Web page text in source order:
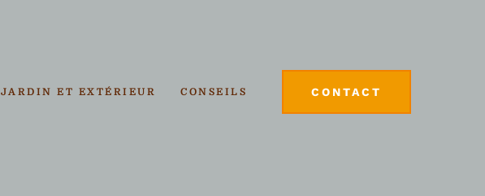
JARDIN ET EXTÉRIEUR CONSEILS CONTACT